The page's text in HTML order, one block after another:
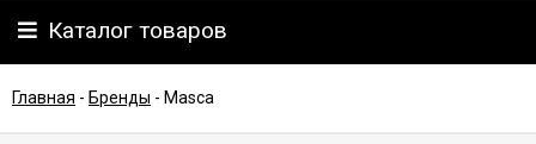
Доставка
Каталог товаров
Главная - Бренды - Masca